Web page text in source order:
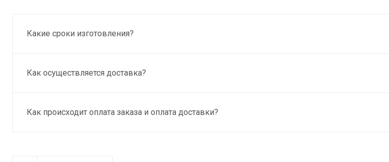
Какие сроки изготовления?
Как осуществляется доставка?
Как происходит оплата заказа и оплата доставки?